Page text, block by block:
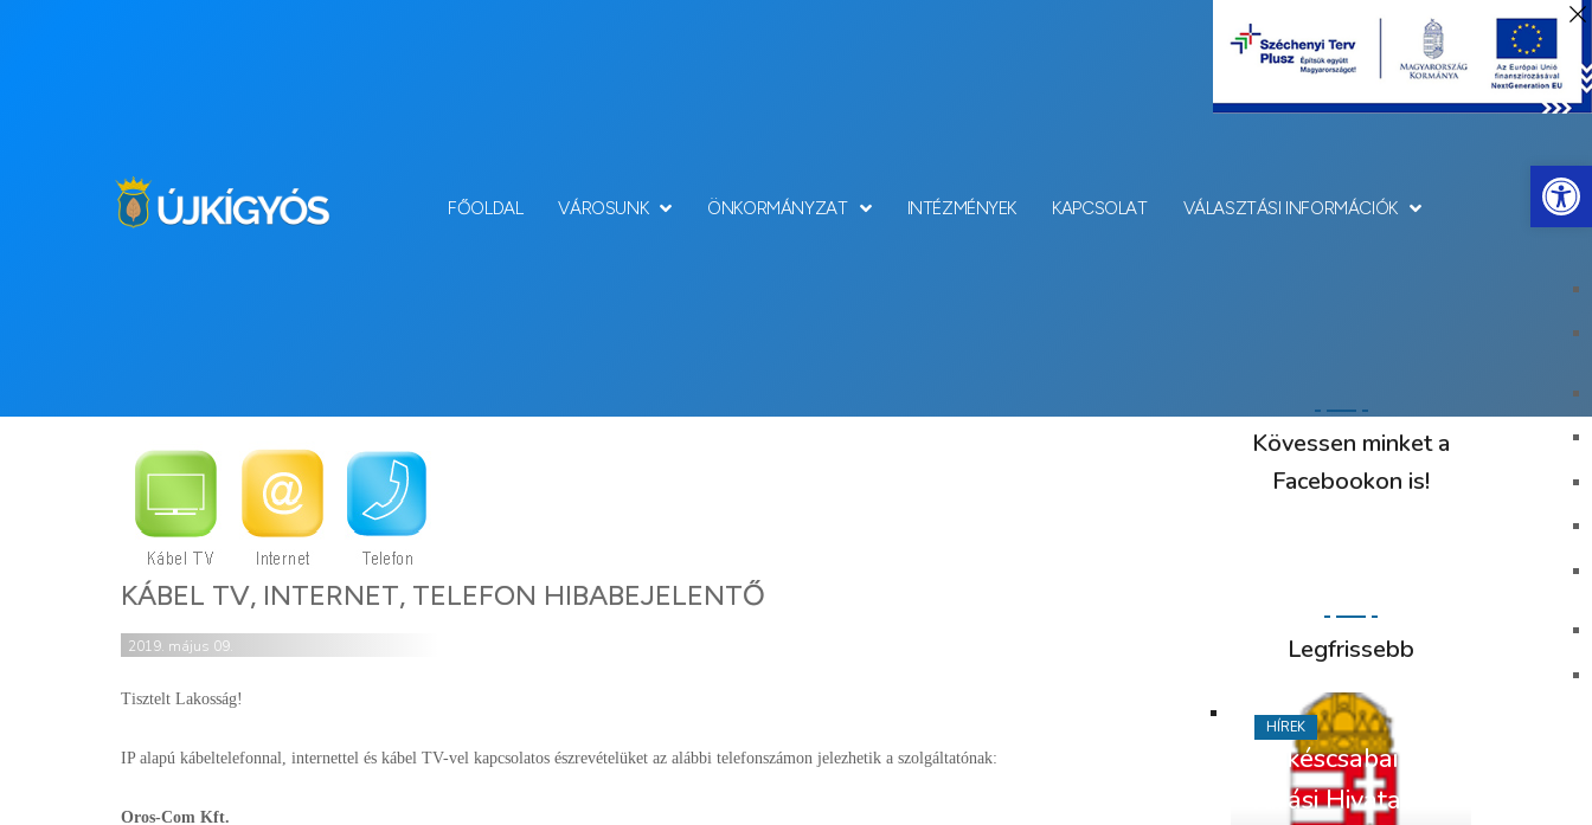
FŐOLDAL VÁROSUNK ÖNKORMÁNYZAT INTÉZMÉNYEK KAPCSOLAT VÁLASZTÁSI INFORMÁCIÓK
KÁBEL TV, INTERNET, TELEFON HIBABEJELENTŐ
2019. május 09.
Tisztelt Lakosság!
IP alapú kábeltelefonnal, internettel és kábel TV-vel kapcsolatos észrevételüket az alábbi telefonszámon jelezhetik a szolgáltatónak:
Oros-Com Kft.
Kövessen minket a
Facebookon is!
Legfrissebb
Békéscsabai
Járási Hivatal
HÍREK